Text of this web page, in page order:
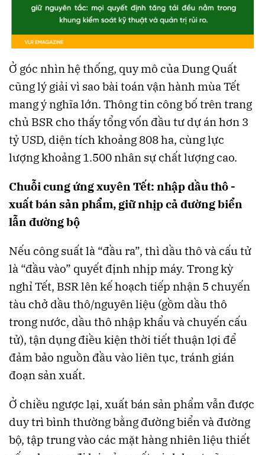
Ở góc nhìn hệ thống, quy mô của Dung Quất
cũng lý giải vì sao bài toán vận hành mùa Tết
mang ý nghĩa lớn. Thông tin công bố trên trang
chủ BSR cho thấy tổng vốn đầu tư dự án hơn 3
tỷ USD, diện tích khoảng 808 ha, cùng lực
lượng khoảng 1.500 nhân sự chất lượng cao.
Chuỗi cung ứng xuyên Tết: nhập dầu thô -
xuất bán sản phẩm, giữ nhịp cả đường biển
lẫn đường bộ
Nếu công suất là “đầu ra”, thì dầu thô và cấu tử
là “đầu vào” quyết định nhịp máy. Trong kỳ
nghỉ Tết, BSR lên kế hoạch tiếp nhận 5 chuyến
tàu chở dầu thô/nguyên liệu (gồm dầu thô
trong nước, dầu thô nhập khẩu và chuyến cấu
tử), tận dụng điều kiện thời tiết thuận lợi để
đảm bảo nguồn đầu vào liên tục, tránh gián
đoạn sản xuất.
Ở chiều ngược lại, xuất bán sản phẩm vẫn được
duy trì bình thường bằng đường biển và đường
bộ, tập trung vào các mặt hàng nhiên liệu thiết